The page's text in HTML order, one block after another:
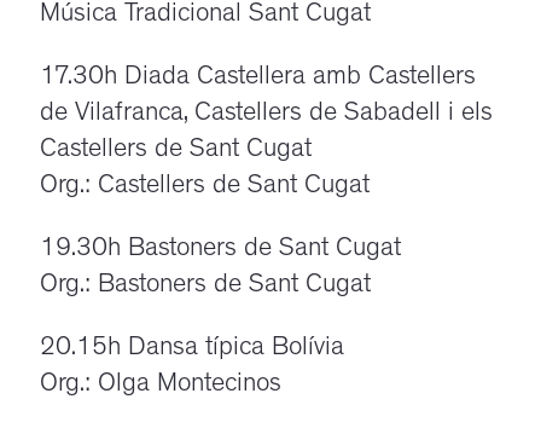
Música Tradicional Sant Cugat
17.30h Diada Castellera amb Castellers
de Vilafranca, Castellers de Sabadell i els
Castellers de Sant Cugat
Org.: Castellers de Sant Cugat
19.30h Bastoners de Sant Cugat
Org.: Bastoners de Sant Cugat
20.15h Dansa típica Bolívia
Org.: Olga Montecinos